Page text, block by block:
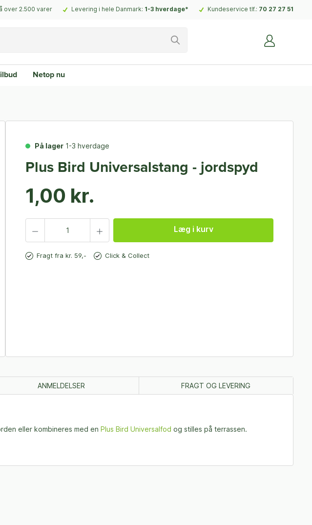
over 2.500 varer Levering i hele Danmark: 1-3 hverdage* Kundeservice tlf.: 70 27 27 51
Netop nu
På lager 1-3 hverdage
Plus Bird Universalstang - jordspyd
1,00 kr.
Læg i kurv
Fragt fra kr. 59,- Click & Collect
ANMELDELSER FRAGT OG LEVERING
eller kombineres med en Plus Bird Universalfod og stilles på terrassen.